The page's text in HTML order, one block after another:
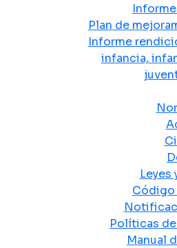
Plan de
Informe
infancia,
Leyes
Políticas
Manual